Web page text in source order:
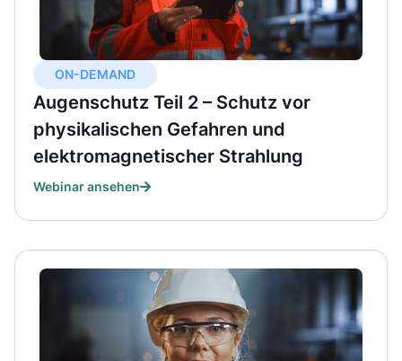
ON-DEMAND
Augenschutz Teil 2 – Schutz vor
physikalischen Gefahren und
elektromagnetischer Strahlung
Webinar ansehen